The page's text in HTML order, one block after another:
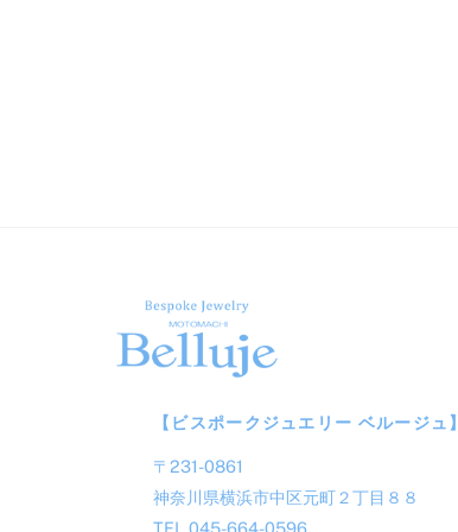
【ビスポークジュエリー ベルージュ】
〒231-0861
神奈川県横浜市中区元町２丁目８８
TEL 045-664-0596